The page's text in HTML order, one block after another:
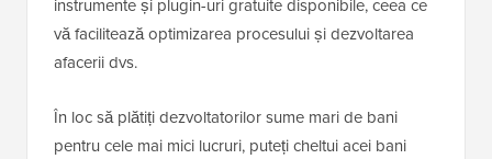
instrumente și plugin-uri gratuite disponibile, ceea ce
vă facilitează optimizarea procesului și dezvoltarea
afacerii dvs.
În loc să plătiți dezvoltatorilor sume mari de bani
pentru cele mai mici lucruri, puteți cheltui acei bani